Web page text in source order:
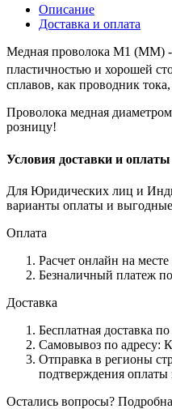
Описание
Доставка и оплата
Медная проволока M1 (ММ) -
пластичностью и хорошей
сплавов, как проводник
Проволока медная
розницу!
Условия доставки и оплаты
Для Юридических лиц и
варианты оплаты и
Оплата
Расчет онлайн на
Безналичный платеж
Доставка
Бесплатная доставка
Самовывоз по адресу:
Отправка в регионы
подтверждения оплаты
Остались вопросы?